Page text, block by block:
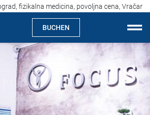
fizikalna medicina, povoljna cena, Vračar
BUCHEN